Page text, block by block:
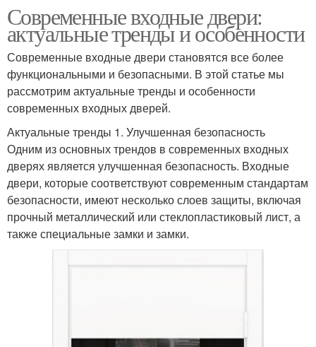
Современные входные двери:
актуальные тренды и особенности
Современные входные двери становятся все более
функциональными и безопасными. В этой статье мы
рассмотрим актуальные тренды и особенности
современных входных дверей.
Актуальные тренды 1. Улучшенная безопасность
Одним из основных трендов в современных входных
дверях является улучшенная безопасность. Входные
двери, которые соответствуют современным стандартам
безопасности, имеют несколько слоев защиты, включая
прочный металлический или стеклопластиковый лист, а
также специальные замки и замки.